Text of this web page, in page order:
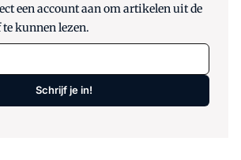
een account aan om artikelen uit de
kunnen lezen.
Schrijf je in!